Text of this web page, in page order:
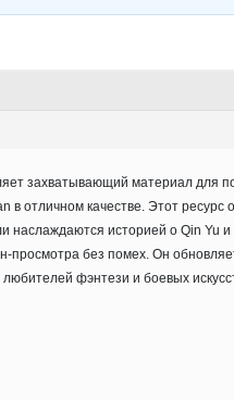
захватывающий материал для
отличном качестве. Этот ресурс
наслаждаются историей о Qin Yu и
просмотра без помех. Он
фэнтези и боевых